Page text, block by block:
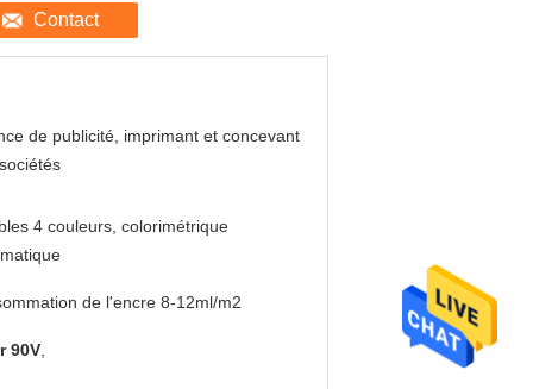
Contact
de publicité, imprimant et concevant
4 couleurs, colorimétrique
de l'encre 8-12ml/m2
90V